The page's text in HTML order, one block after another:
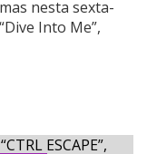
nesta sexta-
Into Me”,